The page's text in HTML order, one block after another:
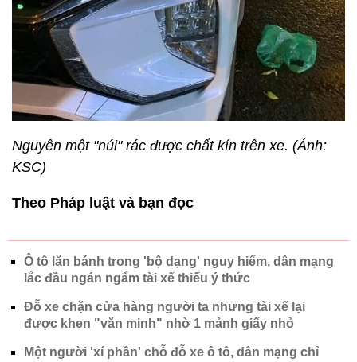
Nguyên một "núi" rác được chất kín trên xe. (Ảnh:
KSC)
Theo Pháp luật và bạn đọc
Ô tô lăn bánh trong 'bộ dạng' nguy hiểm, dân mạng
lắc đầu ngán ngẩm tài xế thiếu ý thức
Đỗ xe chặn cửa hàng người ta nhưng tài xế lại
được khen "văn minh" nhờ 1 mảnh giấy nhỏ
Một người 'xí phần' chỗ đỗ xe ô tô, dân mạng chỉ